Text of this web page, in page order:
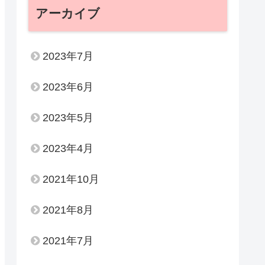
アーカイブ
2023年7月
2023年6月
2023年5月
2023年4月
2021年10月
2021年8月
2021年7月